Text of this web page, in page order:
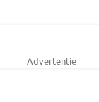
Advertentie